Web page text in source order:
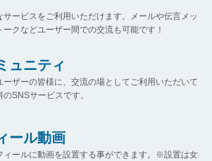
サービスをご利用いただけます。メールや伝言メッ
クなどユーザー間での交流も可能です！
ュニティ
ーザーの皆様に、交流の場としてご利用いただいて
SNSサービスです。
ール動画
ィールに動画を設置する事ができます。※設置は女